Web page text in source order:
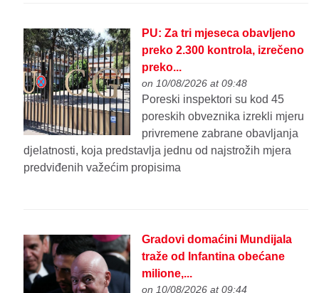
PU: Za tri mjeseca obavljeno
preko 2.300 kontrola, izrečeno
preko...
on 10/08/2026 at 09:48
Poreski inspektori su kod 45
poreskih obveznika izrekli mjeru
privremene zabrane obavljanja
djelatnosti, koja predstavlja jednu od najstrožih mjera
predviđenih važećim propisima
Gradovi domaćini Mundijala
traže od Infantina obećane
milione,...
on 10/08/2026 at 09:44